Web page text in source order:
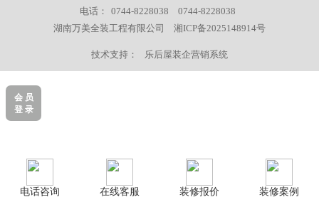
电话：
0744-8228038
0744-8228038
湖南万美全装工程有限公司
湘ICP备2025148914号
技术支持： 乐后屋装企营销系统
电话咨询 在线客服 装修报价 装修案例
会 员
登 录